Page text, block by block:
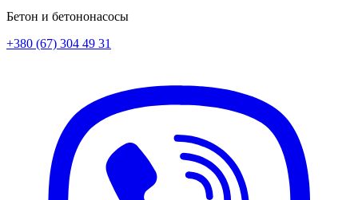
Бетон и бетононасосы
+380 (67) 304 49 31